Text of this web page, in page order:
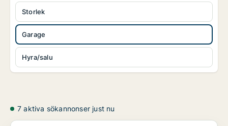
Garage
Hyra/salu
Storlek
7 aktiva sökannonser just nu